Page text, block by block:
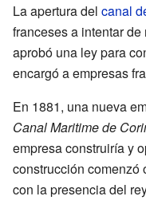
La apertura del canal
franceses a intentar
aprobó una ley para
encargó a empresas
En 1881, una nueva
Canal Maritime de
empresa construiría y
construcción comenzó
con la presencia del